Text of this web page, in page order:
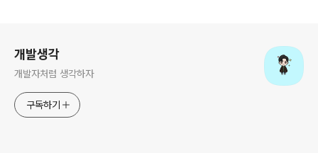
개발생각
개발자처럼 생각하자
구독하기